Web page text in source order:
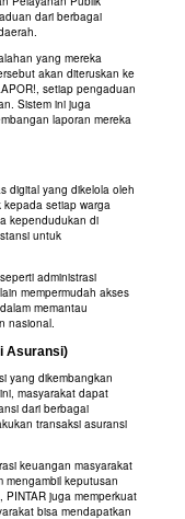
dari berbagai
yang mereka
akan diteruskan ke
setiap pengaduan
Sistem ini juga
laporan mereka
digital yang dikelola oleh
kepada setiap warga
kependudukan di
untuk
administrasi
mempermudah akses
memantau
nasional.
Asuransi)
yang dikembangkan
masyarakat dapat
dari berbagai
transaksi asuransi
keuangan masyarakat
mengambil keputusan
juga memperkuat
bisa mendapatkan